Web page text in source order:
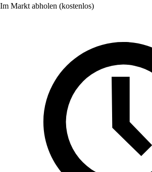
Im Markt abholen (kostenlos)